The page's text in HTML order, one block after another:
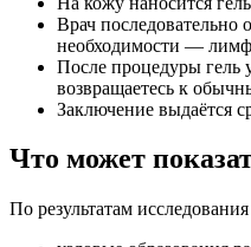
Врач последовательно
необходимости —
После процедуры гель
возвращаетесь к
Заключение выдаётся
Что может
По результатам